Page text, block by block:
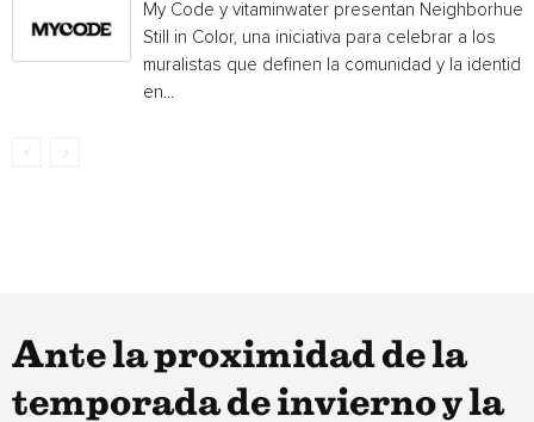
My Code y vitaminwater presentan Neighborhue:
Still in Color, una iniciativa para celebrar a los
muralistas que definen la comunidad y la
en...
Ante la proximidad de la
temporada de invierno y la